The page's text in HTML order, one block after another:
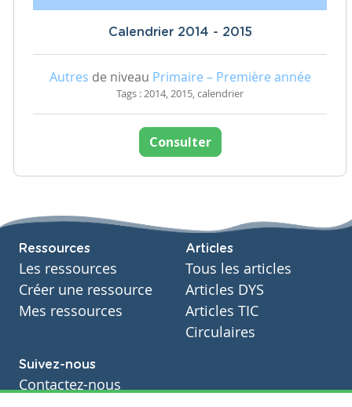
Calendrier 2014 - 2015
Autres de niveau Primaire – Première année
Tags : 2014, 2015, calendrier
Consulter
Ressources
Les ressources
Créer une ressource
Mes ressources
Articles
Tous les articles
Articles DYS
Articles TIC
Circulaires
Suivez-nous
Contactez-nous